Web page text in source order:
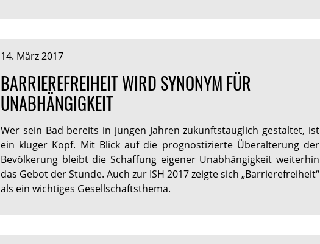
14. März 2017
BARRIEREFREIHEIT WIRD SYNONYM FÜR
UNABHÄNGIGKEIT
Wer sein Bad bereits in jungen Jahren zukunftstauglich gestaltet, ist
ein kluger Kopf. Mit Blick auf die prognostizierte Überalterung der
Bevölkerung bleibt die Schaffung eigener Unabhängigkeit weiterhin
das Gebot der Stunde. Auch zur ISH 2017 zeigte sich „Barrierefreiheit“
als ein wichtiges Gesellschaftsthema.